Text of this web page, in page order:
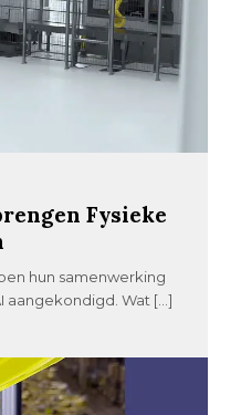
Fysieke
hun samenwerking
aangekondigd. Wat […]